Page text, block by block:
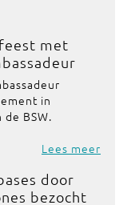
met
in
BSW.
Lees meer
door
bezocht